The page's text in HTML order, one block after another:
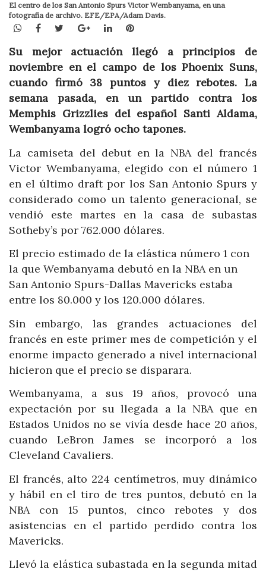
El centro de los San Antonio Spurs Victor Wembanyama, en una
fotografía de archivo. EFE/EPA/Adam Davis.
WhatsApp
Facebook
TwitterGoogle+LinkedInPinterest
Su mejor actuación llegó a principios de
noviembre en el campo de los Phoenix Suns,
cuando firmó 38 puntos y diez rebotes. La
semana pasada, en un partido contra los
Memphis Grizzlies del español Santi Aldama,
Wembanyama logró ocho tapones.
La camiseta del debut en la NBA del francés
Victor Wembanyama, elegido con el número 1
en el último draft por los San Antonio Spurs y
considerado como un talento generacional, se
vendió este martes en la casa de subastas
Sotheby’s por 762.000 dólares.
El precio estimado de la elástica número 1 con
la que Wembanyama debutó en la NBA en un
San Antonio Spurs-Dallas Mavericks estaba
entre los 80.000 y los 120.000 dólares.
Sin embargo, las grandes actuaciones del
francés en este primer mes de competición y el
enorme impacto generado a nivel internacional
hicieron que el precio se disparara.
Wembanyama, a sus 19 años, provocó una
expectación por su llegada a la NBA que en
Estados Unidos no se vivía desde hace 20 años,
cuando LeBron James se incorporó a los
Cleveland Cavaliers.
El francés, alto 224 centímetros, muy dinámico
y hábil en el tiro de tres puntos, debutó en la
NBA con 15 puntos, cinco rebotes y dos
asistencias en el partido perdido contra los
Mavericks.
Llevó la elástica subastada en la segunda mitad